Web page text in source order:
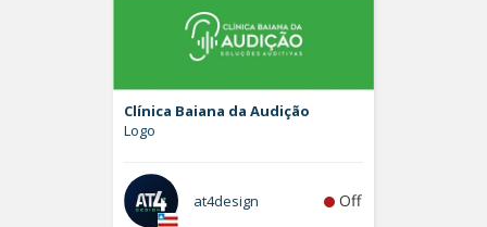
Clínica Baiana da Audição
Logo
at4design Off